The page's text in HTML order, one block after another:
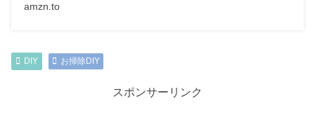
amzn.to
DIY お掃除DIY
スポンサーリンク